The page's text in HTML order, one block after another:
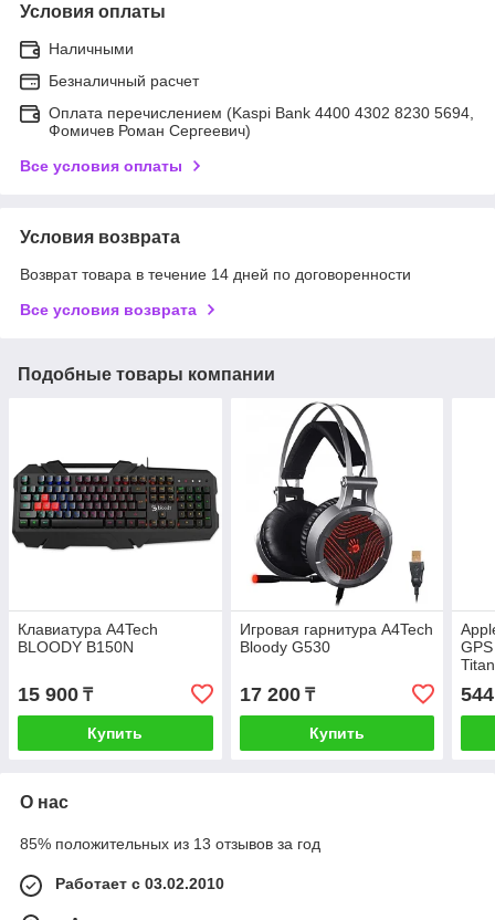
Условия оплаты
Наличными
Безналичный расчет
Оплата перечислением (Kaspi Bank 4400 4302 8230 5694,
Фомичев Роман Сергеевич)
Все условия оплаты
Условия возврата
Возврат товара в течение 14 дней по договоренности
Все условия возврата
Подобные товары компании
Клавиатура A4Tech
BLOODY B150N
15 900 ₸
Купить
Игровая гарнитура A4Tech
Bloody G530
17 200₸
Купить
О нас
85% положительных из 13 отзывов за год
Работает с 03.02.2010